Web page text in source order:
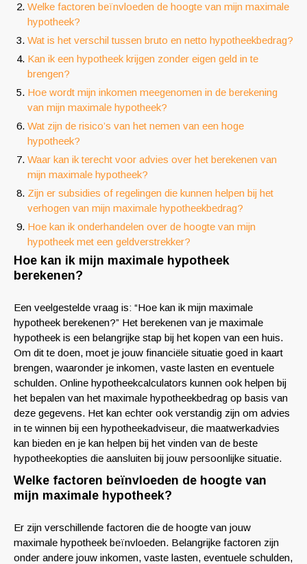
Welke factoren beïnvloeden de hoogte van mijn maximale
hypotheek?
Wat is het verschil tussen bruto en netto hypotheekbedrag?
Kan ik een hypotheek krijgen zonder eigen geld in te
brengen?
Hoe wordt mijn inkomen meegenomen in de berekening
van mijn maximale hypotheek?
Wat zijn de risico’s van het nemen van een hoge
hypotheek?
Waar kan ik terecht voor advies over het berekenen van
mijn maximale hypotheek?
Zijn er subsidies of regelingen die kunnen helpen bij het
verhogen van mijn maximale hypotheekbedrag?
Hoe kan ik onderhandelen over de hoogte van mijn
hypotheek met een geldverstrekker?
Hoe kan ik mijn maximale hypotheek
berekenen?
Een veelgestelde vraag is: “Hoe kan ik mijn maximale
hypotheek berekenen?” Het berekenen van je maximale
hypotheek is een belangrijke stap bij het kopen van een huis.
Om dit te doen, moet je jouw financiële situatie goed in kaart
brengen, waaronder je inkomen, vaste lasten en eventuele
schulden. Online hypotheekcalculators kunnen ook helpen bij
het bepalen van het maximale hypotheekbedrag op basis van
deze gegevens. Het kan echter ook verstandig zijn om advies
in te winnen bij een hypotheekadviseur, die maatwerkadvies
kan bieden en je kan helpen bij het vinden van de beste
hypotheekopties die aansluiten bij jouw persoonlijke situatie.
Welke factoren beïnvloeden de hoogte van
mijn maximale hypotheek?
Er zijn verschillende factoren die de hoogte van jouw
maximale hypotheek beïnvloeden. Belangrijke factoren zijn
onder andere jouw inkomen, vaste lasten, eventuele schulden,